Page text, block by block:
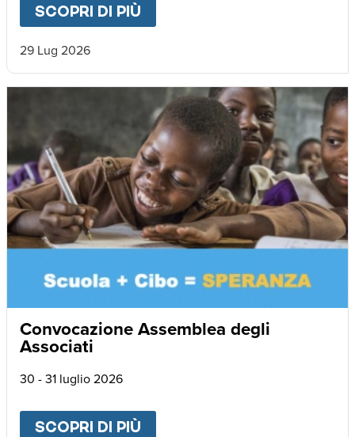
SCOPRI DI PIÙ
29 Lug 2026
Convocazione Assemblea degli
Associati
30 - 31 luglio 2026
SCOPRI DI PIÙ